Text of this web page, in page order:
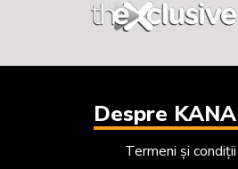
Despre
Termeni și condiții